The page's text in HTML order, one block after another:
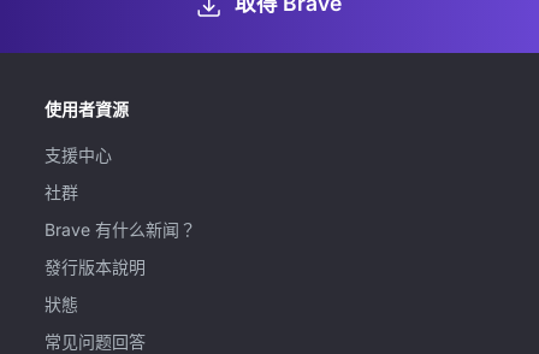
使用者資源
支援中心
社群
Brave 有什么新闻？
發行版本說明
狀態
常见问题回答